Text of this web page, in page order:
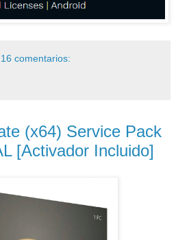
16 comentarios:
(x64) Service Pack
[Activador Incluido]